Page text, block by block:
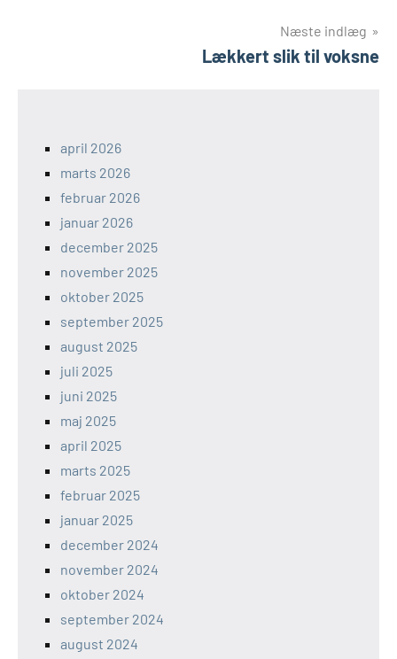
Næste indlæg
Lækkert slik til voksne
april 2026
marts 2026
februar 2026
januar 2026
december 2025
november 2025
oktober 2025
september 2025
august 2025
juli 2025
juni 2025
maj 2025
april 2025
marts 2025
februar 2025
januar 2025
december 2024
november 2024
oktober 2024
september 2024
august 2024